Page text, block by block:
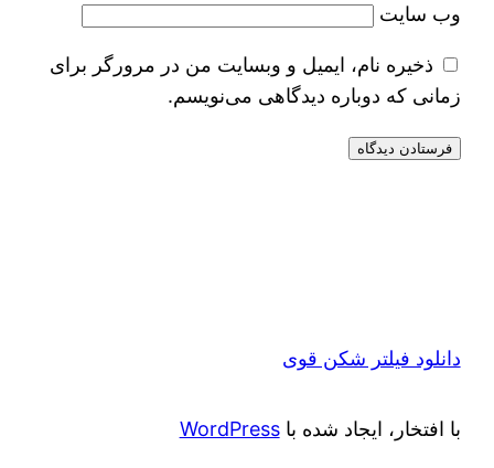
وب‌ سایت
ذخیره نام، ایمیل و وبسایت من در مرورگر برای
زمانی که دوباره دیدگاهی می‌نویسم.
دانلود فیلتر شکن قوی
با افتخار، ایجاد شده باWordPress